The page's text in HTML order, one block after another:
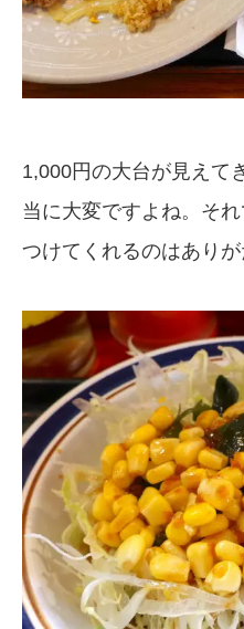
1,000円の大台が見えて
当に大変ですよね。そ
つけてくれるのはありが